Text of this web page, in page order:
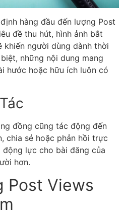
hàng đầu đến lượng Post
đề thu hút, hình ảnh bắt
người dùng dành thời
những nội dung mang
hước hoặc hữu ích luôn có
đồng cũng tác động đến
chia sẻ hoặc phản hồi trực
lực cho bài đăng của
hơn.
Post Views